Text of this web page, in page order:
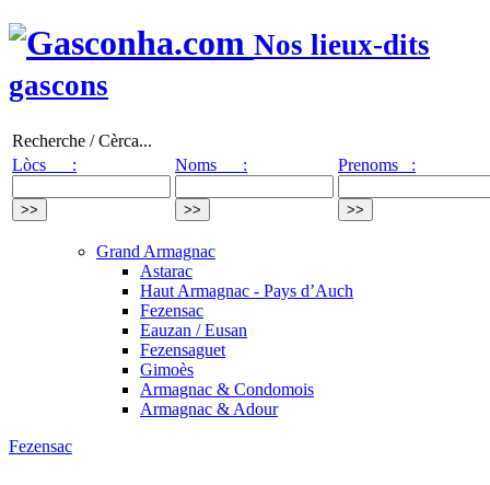
Nos lieux-dits
gascons
Recherche / Cèrca...
Lòcs :
Noms : Prenoms :
Grand Armagnac
Astarac
Haut Armagnac - Pays d’Auch
Fezensac
Eauzan / Eusan
Fezensaguet
Gimoès
Armagnac & Condomois
Armagnac & Adour
Fezensac